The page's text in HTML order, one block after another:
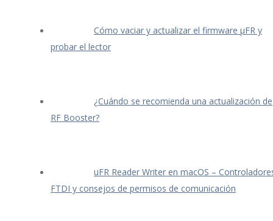
Cómo vaciar y actualizar el firmware μFR y
probar el lector
¿Cuándo se recomienda una actualización de
RF Booster?
uFR Reader Writer en macOS –
FTDI y consejos de permisos de comunicación